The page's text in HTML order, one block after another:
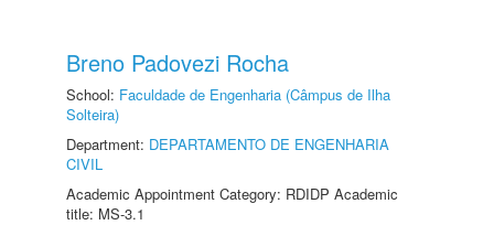
Breno Padovezi Rocha
School: Faculdade de Engenharia (Câmpus de Ilha
Solteira)
Department: DEPARTAMENTO DE ENGENHARIA
CIVIL
Academic Appointment Category: RDIDP Academic
title: MS-3.1